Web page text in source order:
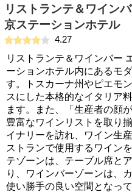
リストランテ＆ワイン
京ステーションホテル
4.27
リストランテ＆ワインバー
ーションホテル内にあるモ
す。トスカーナ州やピエモ
スにした本格的なイタリア
ます。また、「生産者の顔
豊富なワインリストを取り
イナリーを訪れ、ワイン生
ストランで使用するワイン
テゾーンは、テーブル席と
り、ワインバーゾーンは、
使い勝手の良い空間となっ